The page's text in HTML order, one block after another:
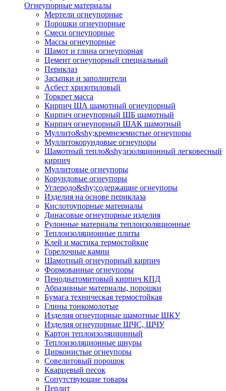
Огнеупорные материалы
Мертели огнеупорные
Порошки огнеупорные
Смеси огнеупорные
Массы огнеупорные
Шамот и глина огнеупорная
Цемент огнеупорный специальный
Периклаз
Засыпки и заполнители
Асбест хризотиловый
Торкрет масса
Кирпич ША шамотный огнеупорный
Кирпич огнеупорный ШБ шамотный
Кирпич огнеупорный ШАК шамотный
Муллито&shy;­кремнеземистые огнеупоры
Муллито­корундовые огнеупоры
Шамотный тепло&shy;изоляционный легковесный
кирпич
Муллитовые огнеупоры
Корундовые огнеупоры
Углеродо&shy;содержащие огнеупоры
Изделия на основе периклаза
Кислотоупорные материалы
Динасовые огнеупорные изделия
Рулонные материалы теплоизоляционные
Тепло­изоляционные плиты
Клей и мастика термостойкие
Горелочные камни
Шамотный огнеупорный кирпич
Формованные огнеупоры
Пенодиатомитовый кирпич КПД
Абразивные материалы, порошки
Бумага техническая термостойкая
Глины тонкомолотые
Изделия огнеупорные шамотные ШКУ
Изделия огнеупорные ШЧС, ШЧУ
Картон теплоизоляционный
Теплоизоляционные шнуры
Цирконистые огнеупоры
Совелитовый порошок
Кварцевый песок
Сопутствующие товары
Перлит